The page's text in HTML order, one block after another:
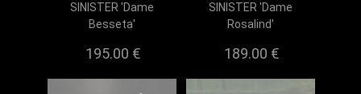
SINISTER 'Dame
Besseta'
195.00 €
SINISTER 'Dame
Rosalind'
189.00 €